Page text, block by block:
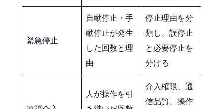
緊急停止
自動停止・手
動停止が発生
した回数と理
由
停止理由を分
類し、誤停止
と必要停止を
分ける
人が操作を引
介入権限、通
信品質、操作